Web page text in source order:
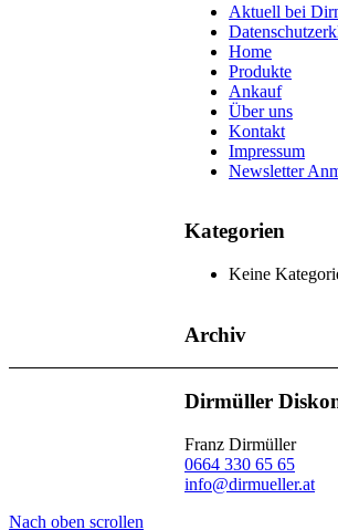
Aktuell bei
Home
Produkte
Ankauf
Über uns
Kontakt
Impressum
Newsletter
Kategorien
Keine
Archiv
Dirmüller
Franz Dirmüller
0664 330 65 65
info@dirmueller.at
Nach oben scrollen